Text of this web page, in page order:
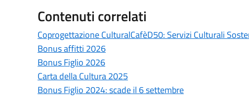
Contenuti correlati
Coprogettazione CulturalCafèD50: Servizi Culturali
Bonus affitti 2026
Bonus Figlio 2026
Carta della Cultura 2025
Bonus Figlio 2024: scade il 6 settembre